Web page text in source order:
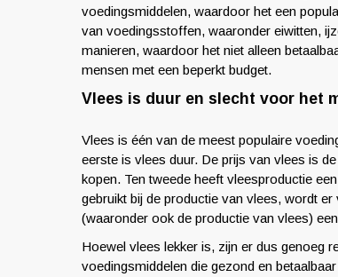
voedingsmiddelen, waardoor het een
van voedingsstoffen, waaronder eiwitten,
manieren, waardoor het niet alleen
mensen met een beperkt budget.
Vlees is duur en slecht voor het
Vlees is één van de meest populaire
eerste is vlees duur. De prijs van vlees is
kopen. Ten tweede heeft vleesproductie
gebruikt bij de productie van vlees, wordt
(waaronder ook de productie van vlees)
Hoewel vlees lekker is, zijn er dus genoeg
voedingsmiddelen die gezond en